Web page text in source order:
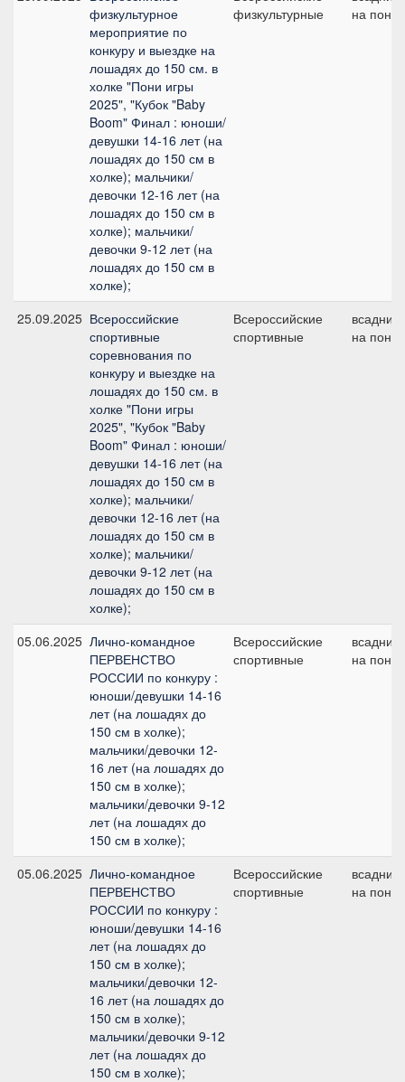
физкультурное
мероприятие по
конкуру и выездке на
лошадях до 150 см. в
холке "Пони игры
2025", "Кубок "Baby
Boom" Финал : юноши/
девушки 14-16 лет (на
лошадях до 150 см в
холке); мальчики/
девочки 12-16 лет (на
лошадях до 150 см в
холке); мальчики/
девочки 9-12 лет (на
лошадях до 150 см в
холке);
физкультурные
на пони
25.09.2025 Всероссийские
спортивные
соревнования по
конкуру и выездке на
лошадях до 150 см. в
холке "Пони игры
2025", "Кубок "Baby
Boom" Финал : юноши/
девушки 14-16 лет (на
лошадях до 150 см в
холке); мальчики/
девочки 12-16 лет (на
лошадях до 150 см в
холке); мальчики/
девочки 9-12 лет (на
лошадях до 150 см в
холке);
Всероссийские
спортивные
всадники
на пони
05.06.2025 Лично-командное
ПЕРВЕНСТВО
РОССИИ по конкуру :
юноши/девушки 14-16
лет (на лошадях до
150 см в холке);
мальчики/девочки 12-
16 лет (на лошадях до
150 см в холке);
мальчики/девочки 9-12
лет (на лошадях до
150 см в холке);
Всероссийские
спортивные
всадники
на пони
05.06.2025 Лично-командное
ПЕРВЕНСТВО
РОССИИ по конкуру :
юноши/девушки 14-16
лет (на лошадях до
150 см в холке);
мальчики/девочки 12-
16 лет (на лошадях до
150 см в холке);
мальчики/девочки 9-12
лет (на лошадях до
150 см в холке);
Всероссийские
спортивные
всадники
на пони